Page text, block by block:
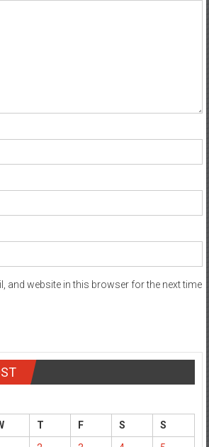
and website in this browser for the next time
T F S
S